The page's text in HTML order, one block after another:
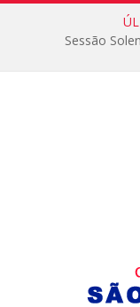
Sessão